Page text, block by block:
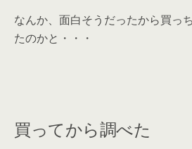
なんか、面白そうだったから買っ
たのかと・・・
買ってから調べた